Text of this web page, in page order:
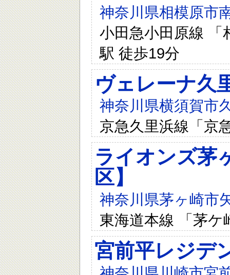
神奈川県相模原市
小田急小田原線 「
駅 徒歩19分
ヴェレーナ久
神奈川県横須賀市
京急久里浜線「京
ライオンズ茅
区】
神奈川県茅ヶ崎市
東海道本線 「茅ケ
宮前平レジデ